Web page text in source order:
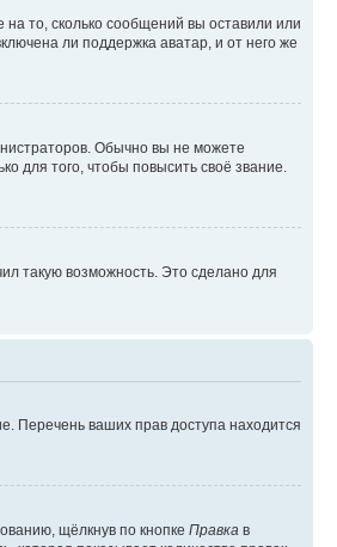
то, сколько сообщений вы оставили или
ли поддержка аватар, и от него же
Обычно вы не можете
для того, чтобы повысить своё звание.
такую возможность. Это сделано для
Перечень ваших прав доступа находится
щёлкнув по кнопке Правка в